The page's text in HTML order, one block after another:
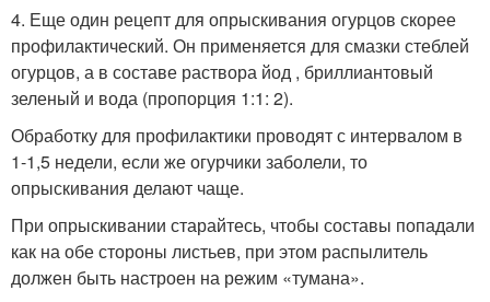
4. Еще один рецепт для опрыскивания огурцов скорее
профилактический. Он применяется для смазки стеблей
огурцов, а в составе раствора йод , бриллиантовый
зеленый и вода (пропорция 1:1: 2).
Обработку для профилактики проводят с интервалом в
1-1,5 недели, если же огурчики заболели, то
опрыскивания делают чаще.
При опрыскивании старайтесь, чтобы составы попадали
как на обе стороны листьев, при этом распылитель
должен быть настроен на режим «тумана».